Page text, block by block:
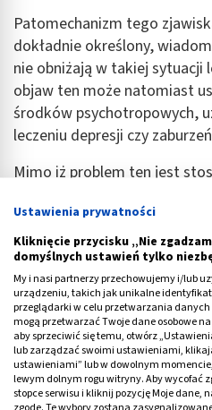
Patomechanizm tego
dokładnie określony,
nie obniżają w takiej sytuacji
objaw ten może natomiast
środków psychotropowych,
leczeniu depresji czy
Mimo iż problem ten jest
podgorączkowy ze stresu
odsetka populacji.
Ustawienia prywatności
Kliknięcie przycisku „Nie
domyślnych ustawień tylko
My i nasi partnerzy przechowujemy i/lub
urządzeniu, takich jak unikalne
przeglądarki w celu przetwarzania
mogą przetwarzać Twoje dane osobowe
aby sprzeciwić się temu, otwórz
lub zarządzać swoimi ustawieniami,
ustawieniami” lub w dowolnym
lewym dolnym rogu witryny. Aby wycofać
stopce serwisu i kliknij pozycję Moje dane,
zgodę. Te wybory zostaną